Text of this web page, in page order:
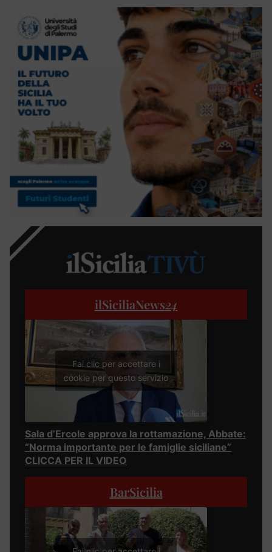
ilSiciliaNews24
Fai clic per accettare i
cookie per questo servizio
Sala d’Ercole approva la rottamazione, Abbate:
“Norma importante per le famiglie siciliane”
CLICCA PER IL VIDEO
BarSicilia